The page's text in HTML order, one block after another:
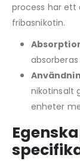
process har ett
fribasnikotin.
nikotinsalt
enheter